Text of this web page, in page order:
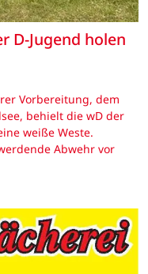
D-Jugend holen
Vorbereitung, dem
behielt die wD der
weiße Weste.
Abwehr vor